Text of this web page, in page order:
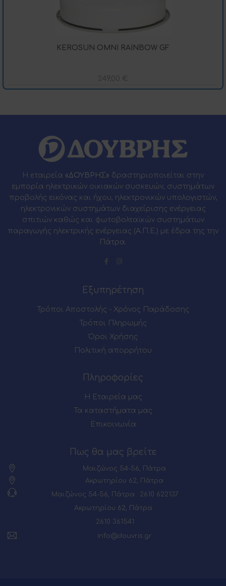
KEROSUN OMNI RAINBOW GF
249,00 €
Η εταιρεία «ΔΟΥΒΡΗΣ» δραστηριοποιείται στην
εμπορία ηλεκτρικών οικιακών συσκευών, συστημάτων
προβολής εικόνας και ήχου, ηλεκτρονικών υπολογιστών,
ηλεκτρονικών συστημάτων διαχείρισης ενέργειας
σπιτιών καθώς και φωτοβολταϊκών συστημάτων
παραγωγής ηλεκτρικής ενέργειας (Α.Π.Ε.) με έδρα της την
Πάτρα.
Εξυπηρέτηση
Τρόποι Αποστολής - Χρόνος Παράδοσης
Τρόποι Πληρωμής
Όροι Χρήσης
Πολιτική απορρήτου
Πληροφορίες
Η Εταιρεία μας
Τα καταστήματα μας
Επικοινωνία
Πως θα μας βρείτε
Μαιζώνος 54-56, Πάτρα
Ακρωτηρίου 62, Πάτρα
Μαιζώνος 54-56, Πάτρα : 2610 622137
Ακρωτηρίου 62, Πάτρα :
2610 361541
info@douvris.gr